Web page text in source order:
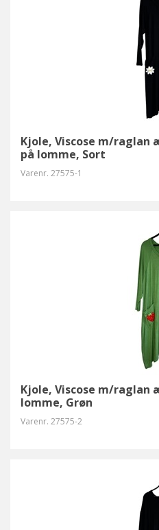
Kjole, Viscose m/raglan
på lomme, Sort
Varenr. 27575-1
Kjole, Viscose m/
lomme, Grøn
Varenr. 27575-2